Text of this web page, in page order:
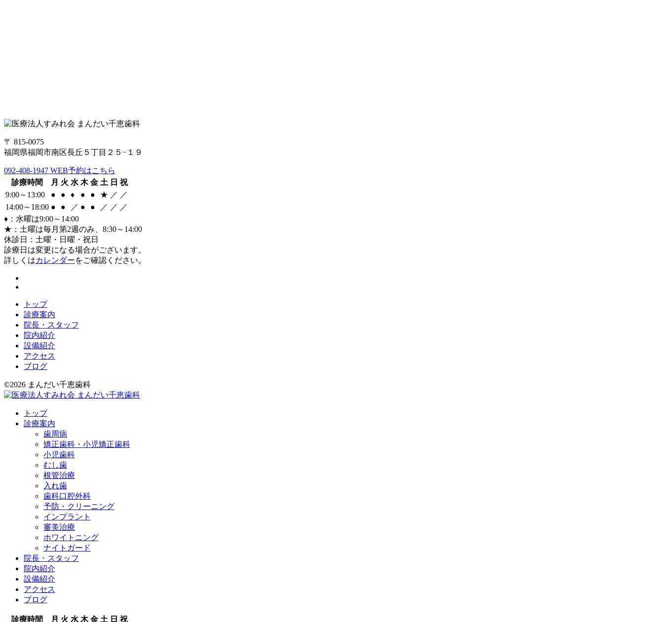
〒 815-0075
福岡県福岡市南区長丘５丁目２５−１９
092-408-1947 WEB予約はこちら
診療時間
月 火 水 木 金 土 日 祝
9:00～13:00
● ● ♦ ● ● ★ ／ ／
14:00～18:00 ● ● ／ ● ● ／ ／ ／
♦：水曜は9:00～14:00
★：土曜は毎月第2週のみ、8:30～14:00
休診日：土曜・日曜・祝日
診療日は変更になる場合がございます。
詳しくはカレンダーをご確認ください。
トップ
診療案内
院長・スタッフ
院内紹介
設備紹介
アクセス
ブログ
©2026 まんだい千恵歯科
トップ
診療案内
歯周病
矯正歯科・小児矯正歯科
小児歯科
むし歯
根管治療
入れ歯
歯科口腔外科
予防・クリーニング
インプラント
審美治療
ホワイトニング
ナイトガード
院長・スタッフ
院内紹介
設備紹介
アクセス
ブログ
診療時間 月 火 水 木 金 土 日 祝